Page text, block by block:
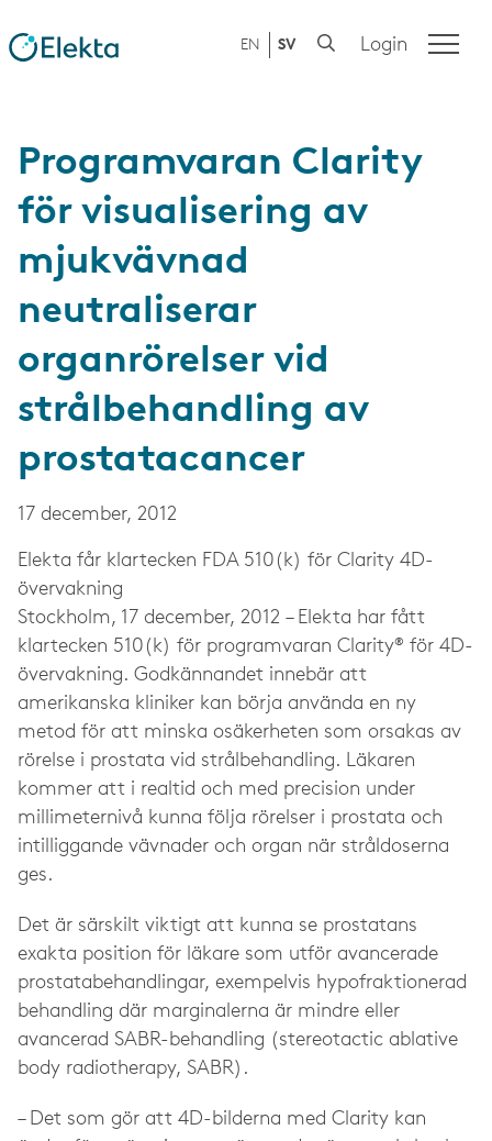
EN SV Login
Programvaran Clarity
för visualisering av
mjukvävnad
neutraliserar
organrörelser vid
strålbehandling av
prostatacancer
17 december, 2012
Elekta får klartecken FDA 510(k) för Clarity 4D-
övervakning
Stockholm, 17 december, 2012 – Elekta har fått
klartecken 510(k) för programvaran Clarity® för 4D-
övervakning. Godkännandet innebär att
amerikanska kliniker kan börja använda en ny
metod för att minska osäkerheten som orsakas av
rörelse i prostata vid strålbehandling. Läkaren
kommer att i realtid och med precision under
millimeternivå kunna följa rörelser i prostata och
intilliggande vävnader och organ när stråldoserna
ges.
Det är särskilt viktigt att kunna se prostatans
exakta position för läkare som utför avancerade
prostatabehandlingar, exempelvis hypofraktionerad
behandling där marginalerna är mindre eller
avancerad SABR-behandling (stereotactic ablative
body radiotherapy, SABR).
– Det som gör att 4D-bilderna med Clarity kan